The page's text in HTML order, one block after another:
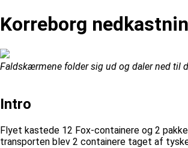
Korreborg
Faldskærmene folder sig ud og daler ned til
Intro
Flyet kastede 12 Fox-containere og 2
transporten blev 2 containere taget af